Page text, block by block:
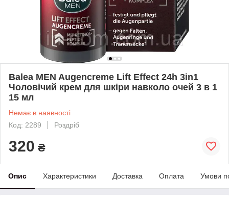
Balea MEN Augencreme Lift Effect 24h 3in1
Чоловічий крем для шкіри навколо очей 3 в 1
15 мл
Немає в наявності
Код: 2289
Роздріб
320 ₴
Опис Характеристики Доставка Оплата Умови